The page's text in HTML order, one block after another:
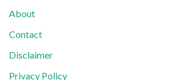
About
Contact
Disclaimer
Privacy Policy